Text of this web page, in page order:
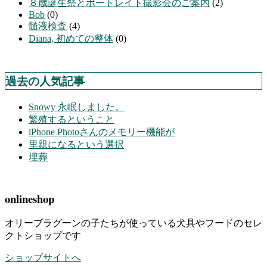
８歳誕生祭とポートレイト撮影会のご案内 (2)
Bob (0)
髄液検査 (4)
Diana, 初めての整体 (0)
過去の人気記事
Snowy 永眠しました。
繁殖するということ
iPhone Photoさんのメモリー機能が
里親になるという選択
埋葬
onlineshop
オリーブラグーンの子たちが使っている犬具やフードのセレ
クトショップです
ショップサイトへ